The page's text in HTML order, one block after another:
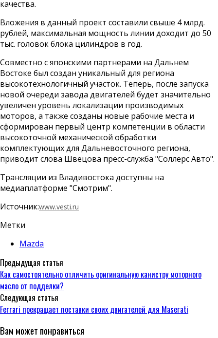
качества.
Вложения в данный проект составили свыше 4 млрд.
рублей, максимальная мощность линии доходит до 50
тыс. головок блока цилиндров в год.
Совместно с японскими партнерами на Дальнем
Востоке был создан уникальный для региона
высокотехнологичный участок. Теперь, после запуска
новой очереди завода двигателей будет значительно
увеличен уровень локализации производимых
моторов, а также созданы новые рабочие места и
сформирован первый центр компетенции в области
высокоточной механической обработки
комплектующих для Дальневосточного региона,
приводит слова Швецова пресс-служба "Соллерс Авто".
Трансляции из Владивостока доступны на
медиаплатформе "Смотрим".
Источник:www.vesti.ru
Метки
Mazda
Предыдущая статья
Как самостоятельно отличить оригинальную канистру моторного
масло от подделки?
Следующая статья
Ferrari прекращает поставки своих двигателей для Maserati
Вам может понравиться